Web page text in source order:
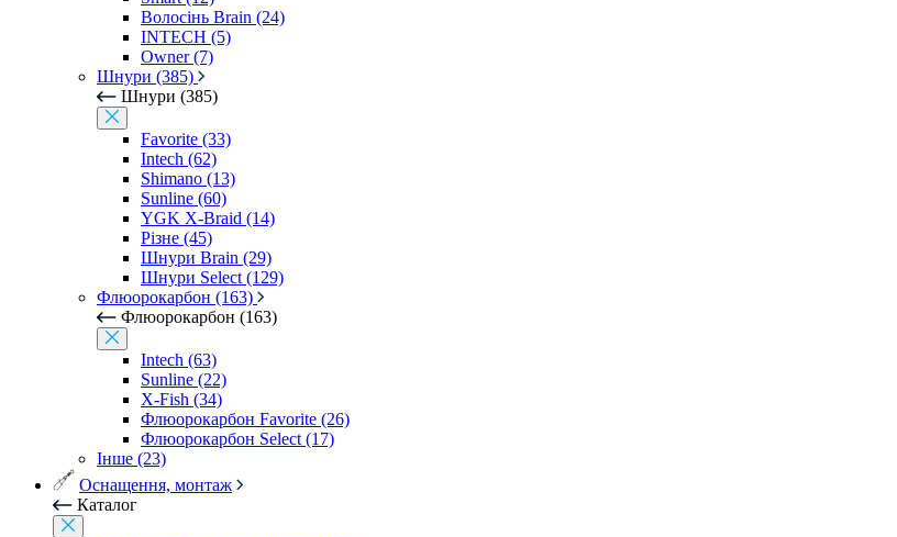
Волосінь Brain (24)
INTECH (5)
Owner (7)
Шнури (385)
Шнури (385)
Favorite (33)
Intech (62)
Shimano (13)
Sunline (60)
YGK X-Braid (14)
Різне (45)
Шнури Brain (29)
Шнури Select (129)
Флюорокарбон (163)
Флюорокарбон (163)
Intech (63)
Sunline (22)
X-Fish (34)
Флюорокарбон Favorite (26)
Флюорокарбон Select (17)
Інше (23)
Оснащення, монтаж
Каталог